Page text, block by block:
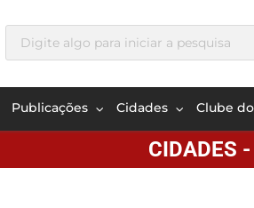
Publicações Cidades Clube
CIDADES